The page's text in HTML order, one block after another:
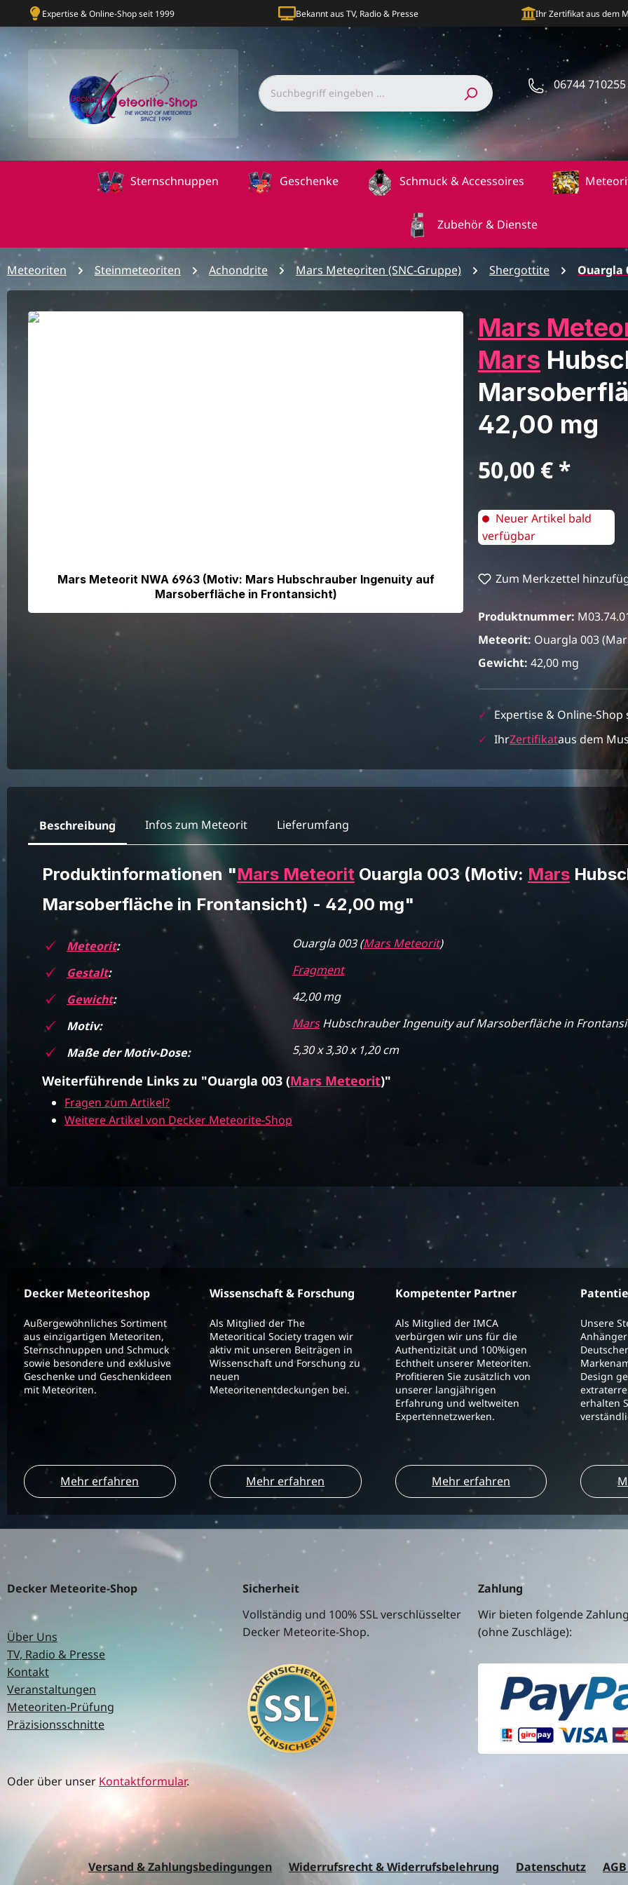
Expertise & Online-Shop seit 1999 Bekannt aus TV, Radio & Presse Ihr Zertifikat aus dem
06744 710255
Sternschnuppen Geschenke Schmuck & Accessoires
Zubehör & Dienste
Meteoriten Steinmeteoriten Achondrite Mars Meteoriten (SNC-Gruppe) Shergottite Ouargla
Bildergalerie überspringen
Mars Meteorit NWA 6963 (Motiv: Mars Hubschrauber Ingenuity auf
Marsoberfläche in Frontansicht)
Mars
Mars
42,00 mg
Regulärer Preis:
50,00 €
Neuer Artikel bald
verfügbar
Zum Merkzettel
Produktnummer:
Meteorit: Ouargla 003
Gewicht: 42,00 mg
✓ Expertise & Online-Shop
✓ IhrZertifikataus dem
Beschreibung Infos zum Meteorit Lieferumfang
Produktinformationen "Mars Meteorit Ouargla 003 (Motiv: Mars
Marsoberfläche in Frontansicht) - 42,00 mg"
Meteorit: Ouargla 003 (Mars Meteorit)
Gestalt:
Fragment
Gewicht:
42,00 mg
Motiv:
MarsHubschrauber Ingenuity auf Marsoberfläche in
Maße der Motiv-Dose:
5,30 x 3,30 x 1,20 cm
Weiterführende Links zu "Ouargla 003 (Mars Meteorit)"
Fragen zum Artikel?
Weitere Artikel von Decker Meteorite-Shop
Decker Meteoriteshop
Außergewöhnliches Sortiment
aus einzigartigen Meteoriten,
Sternschnuppen und Schmuck
sowie besondere und exklusive
Geschenke und Geschenkideen
mit Meteoriten.
Mehr erfahren
Wissenschaft & Forschung
Als Mitglied der The
Meteoritical Society tragen wir
aktiv mit unseren Beiträgen in
Wissenschaft und Forschung zu
neuen
Meteoritenentdeckungen bei.
Mehr erfahren
Kompetenter Partner
Als Mitglied der IMCA
verbürgen wir uns für die
Authentizität und 100%igen
Echtheit unserer Meteoriten.
Profitieren Sie zusätzlich von
unserer langjährigen
Erfahrung und weltweiten
Expertennetzwerken.
Mehr erfahren
Unsere
Design
erhalten
Decker Meteorite-Shop
Über Uns
TV, Radio & Presse
Kontakt
Veranstaltungen
Meteoriten-Prüfung
Präzisionsschnitte
Oder über unser Kontaktformular.
Sicherheit
Vollständig und 100% SSL verschlüsselter
Decker Meteorite-Shop.
Zahlung
Wir bieten folgende
(ohne Zuschläge):
Versand & Zahlungsbedingungen Widerrufsrecht & Widerrufsbelehrung Datenschutz